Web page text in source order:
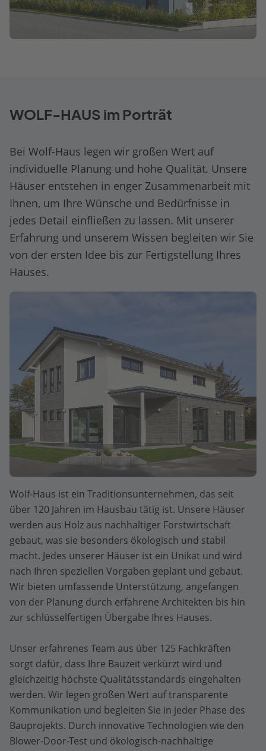
WOLF-HAUS im Porträt
Bei Wolf-Haus legen wir großen Wert auf
individuelle Planung und hohe Qualität. Unsere
Häuser entstehen in enger Zusammenarbeit mit
Ihnen, um Ihre Wünsche und Bedürfnisse in
jedes Detail einfließen zu lassen. Mit unserer
Erfahrung und unserem Wissen begleiten wir Sie
von der ersten Idee bis zur Fertigstellung Ihres
Hauses.
Wolf-Haus ist ein Traditionsunternehmen, das seit
über 120 Jahren im Hausbau tätig ist. Unsere Häuser
werden aus Holz aus nachhaltiger Forstwirtschaft
gebaut, was sie besonders ökologisch und stabil
macht. Jedes unserer Häuser ist ein Unikat und wird
nach Ihren speziellen Vorgaben geplant und gebaut.
Wir bieten umfassende Unterstützung, angefangen
von der Planung durch erfahrene Architekten bis hin
zur schlüsselfertigen Übergabe Ihres Hauses.
Unser erfahrenes Team aus über 125 Fachkräften
sorgt dafür, dass Ihre Bauzeit verkürzt wird und
gleichzeitig höchste Qualitätsstandards eingehalten
werden. Wir legen großen Wert auf transparente
Kommunikation und begleiten Sie in jeder Phase des
Bauprojekts. Durch innovative Technologien wie den
Blower-Door-Test und ökologisch-nachhaltige